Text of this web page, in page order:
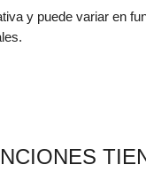
y puede variar en